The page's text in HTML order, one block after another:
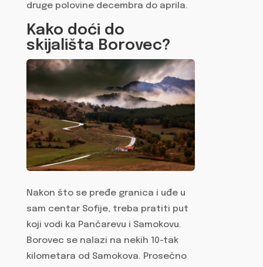
druge polovine decembra do aprila.
Kako doći do
skijališta Borovec?
Nakon što se pređe granica i uđe u
sam centar Sofije, treba pratiti put
koji vodi ka Pančarevu i Samokovu.
Borovec se nalazi na nekih 10-tak
kilometara od Samokova. Prosečno